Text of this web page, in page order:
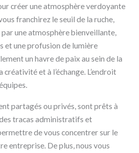
créer une atmosphère verdoyante
franchirez le seuil de la ruche,
une atmosphère bienveillante,
et une profusion de lumière
un havre de paix au sein de la
et à l’échange. L’endroit
partagés ou privés, sont prêts à
tracas administratifs et
de vous concentrer sur le
entreprise. De plus, nous vous